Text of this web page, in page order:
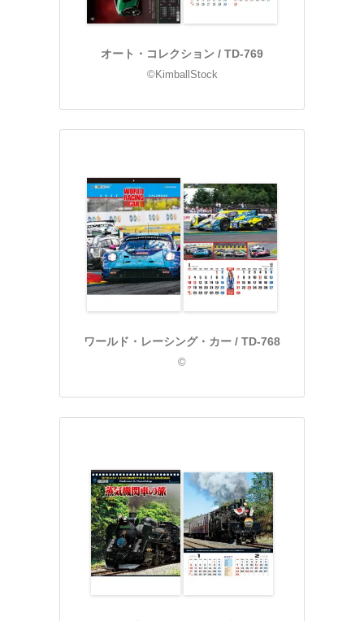
オート・コレクション / TD-769
©KimballStock
ワールド・レーシング・カー / TD-768
©